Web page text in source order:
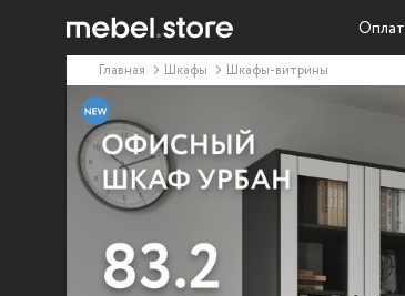
Главная Шкафы Шкафы-витрины